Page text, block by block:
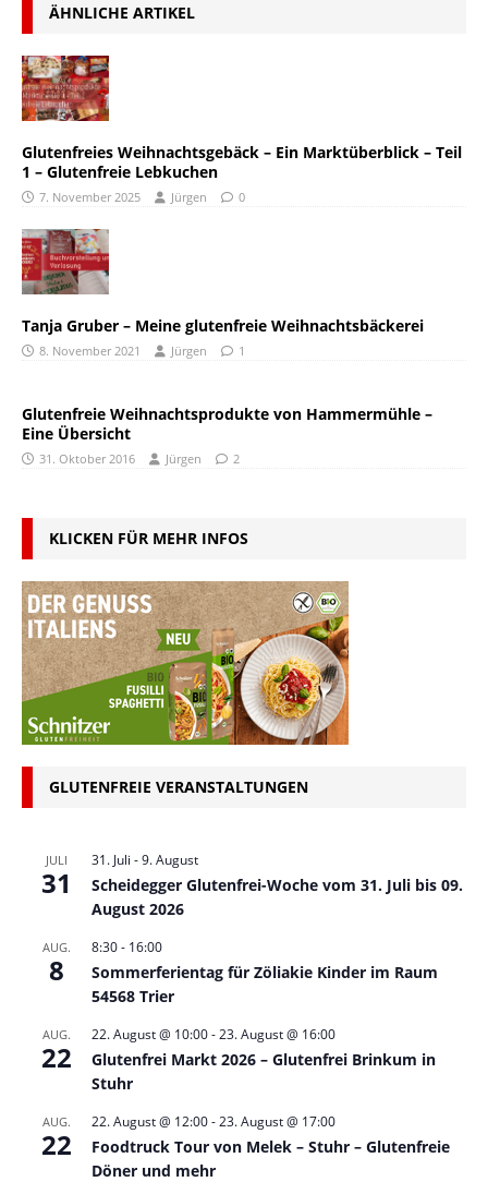
ÄHNLICHE ARTIKEL
Glutenfreies Weihnachtsgebäck – Ein Marktüberblick – Teil
1 – Glutenfreie Lebkuchen
7. November 2025 Jürgen 0
Tanja Gruber – Meine glutenfreie Weihnachtsbäckerei
8. November 2021 Jürgen 1
Glutenfreie Weihnachtsprodukte von Hammermühle –
Eine Übersicht
31. Oktober 2016 Jürgen 2
KLICKEN FÜR MEHR INFOS
GLUTENFREIE VERANSTALTUNGEN
JULI
31
31. Juli -9. August
Scheidegger Glutenfrei-Woche vom 31. Juli bis 09.
August 2026
AUG.
8
8:30- 16:00
Sommerferientag für Zöliakie Kinder im Raum
54568 Trier
AUG.
22
22. August @ 10:00-23. August @ 16:00
Glutenfrei Markt 2026 – Glutenfrei Brinkum in
Stuhr
AUG.
22
22. August @ 12:00-23. August @ 17:00
Foodtruck Tour von Melek – Stuhr – Glutenfreie
Döner und mehr